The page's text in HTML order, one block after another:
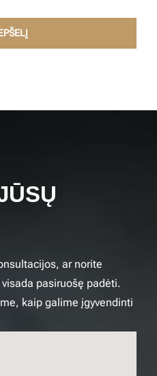
ar norite
pasiruošę padėti.
kaip galime įgyvendinti